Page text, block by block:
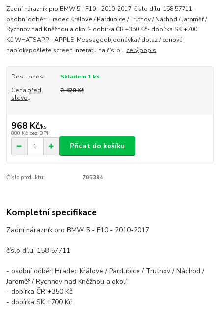
Zadní nárazník pro BMW 5 - F10 - 2010-2017 číslo dílu: 158 57711 -
osobní odběr: Hradec Králove / Pardubice / Trutnov / Náchod / Jaroměř /
Rychnov nad Kněžnou a okolí- dobírka ČR +350 Kč- dobírka SK +700
Kč WHATSAPP - APPLE iMessageobjednávka / dotaz / cenová
nabídkapošlete screen inzeratu na číslo... celý popis
Dostupnost
Skladem 1 ks
Cena před
slevou
2 420 Kč
968 Kč/ks
800 Kč bez DPH
Přidat do košíku
Číslo produktu: 705394
Kompletní specifikace
Zadní nárazník pro BMW 5 - F10 - 2010-2017
číslo dílu: 158 57711
- osobní odběr: Hradec Králove / Pardubice / Trutnov / Náchod /
Jaroměř / Rychnov nad Kněžnou a okolí
- dobírka ČR +350 Kč
- dobírka SK +700 Kč